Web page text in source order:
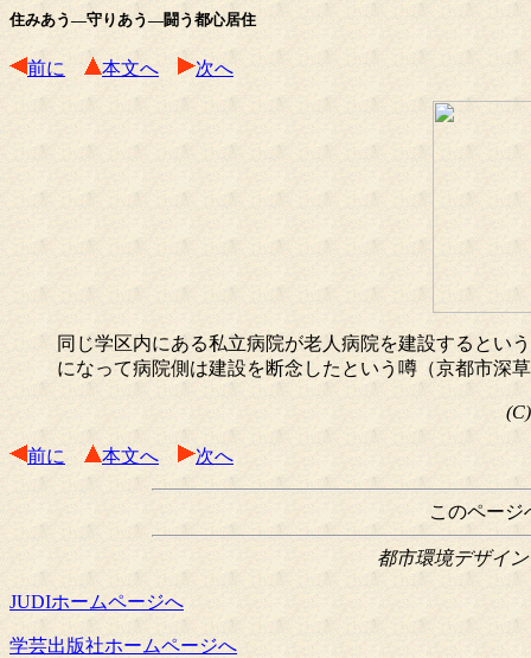
住みあう―守りあう―闘う都心居住
前に 本文へ 次へ
同じ学区内にある私立病院が老人病院を建設するとい
になって病院側は建設を断念したという噂（京都市深
前に 本文へ 次へ
このページ
都市環境デザイ
JUDIホームページへ
学芸出版社ホームページへ